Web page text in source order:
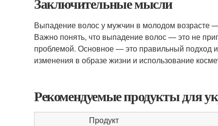
Выпадение волос у мужчин в молодом возрасте
Важно понять, что выпадение волос — это не
проблемой. Основное — это правильный подход
изменения в образе жизни и использование
Рекомендуемые продукты для
Продукт